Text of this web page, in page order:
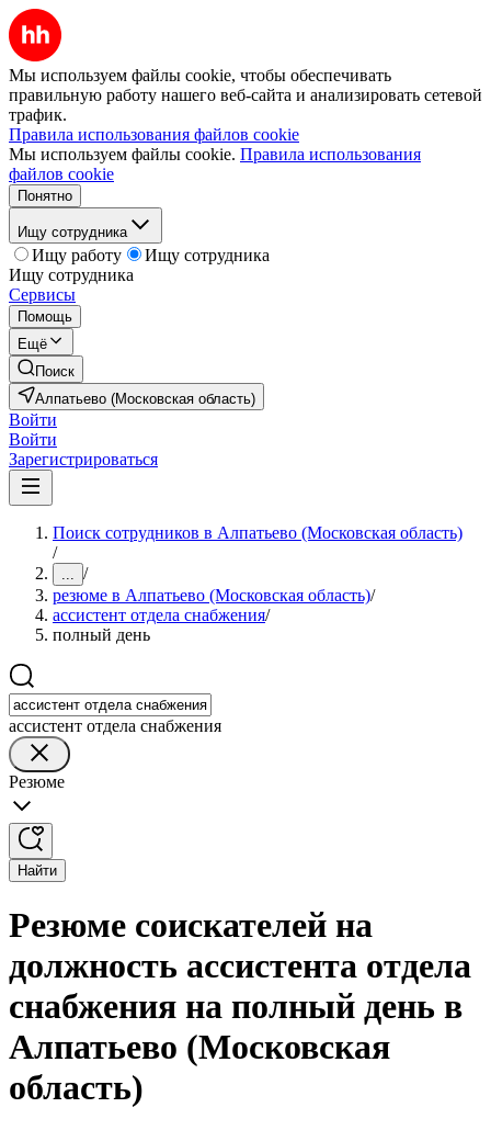
Мы используем файлы cookie, чтобы обеспечивать
правильную работу нашего веб-сайта и анализировать сетевой
трафик.
Правила использования файлов cookie
Мы используем файлы cookie. Правила использования
файлов cookie
Понятно
Ищу сотрудника
Ищу работу
Ищу сотрудника
Ищу сотрудника
Сервисы
Помощь
Ещё
Поиск
Алпатьево (Московская область)
Войти
Войти
Зарегистрироваться
Поиск сотрудников в Алпатьево (Московская область)
/
... /
резюме в Алпатьево (Московская область)/
ассистент отдела снабжения/
полный день
ассистент отдела снабжения
Резюме
Найти
Резюме соискателей на
должность ассистента отдела
снабжения на полный день в
Алпатьево (Московская
область)